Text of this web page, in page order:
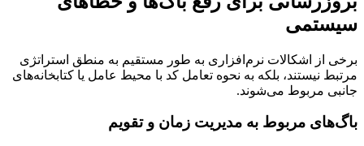
سیستمی
برخی از اشکالات نرم‌افزاری به طور مستقیم به منطق استراتژی
مرتبط نیستند، بلکه به نحوه تعامل کد با محیط عامل یا کتابخانه‌های
جانبی مربوط می‌شوند.
باگ‌های مربوط به مدیریت زمان و تقویم